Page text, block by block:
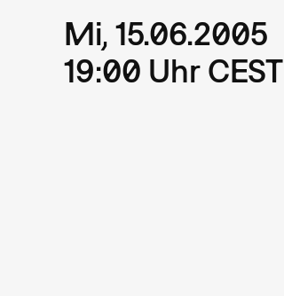
Mi, 15.06.2005
19:00 Uhr CEST